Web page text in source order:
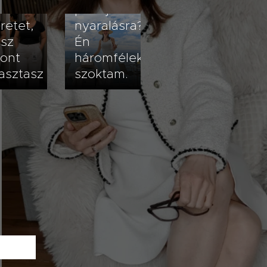
pakolj a
nyaralásra?
Én
háromféleképpen
szoktam.